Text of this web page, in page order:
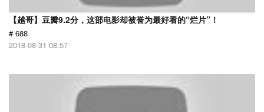
【越哥】豆瓣9.2分，这部电影却被誉为最好看的“烂片”！
# 688
2018-08-31 08:57